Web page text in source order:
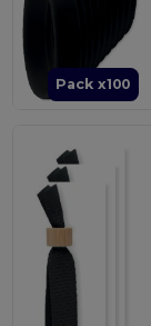
Pack x100